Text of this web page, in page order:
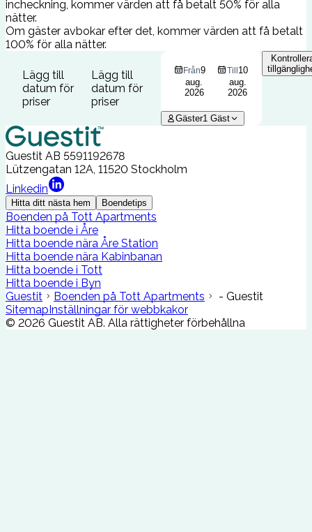
incheckning, kommer värden att få betalt 50% för alla
nätter.
Om gäster avbokar efter det, kommer värden att få betalt
100% för alla nätter.
Lägg till
datum för
priser
Lägg till
datum för
priser
Från9
aug.
2026
Till 10
aug.
2026
Gäster1 Gäst
Guestit AB 5591192678
Lützengatan 12A, 11520 Stockholm
Linkedin
Hitta ditt nästa hem Boendetips
Boenden på Tott Apartments
Hitta boende i Åre
Hitta boende nära Åre Station
Hitta boende nära Kabinbanan
Hitta boende i Tott
Hitta boende i Byn
Guestit
Boenden på Tott Apartments
- Guestit
Sitemap Inställningar för webbkakor
© 2026 Guestit AB. Alla rättigheter förbehållna